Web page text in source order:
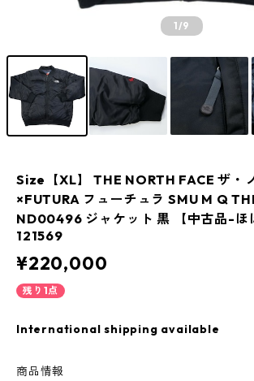
1/9
Size【XL】 THE NORTH FACE ザ・
×FUTURA フューチュラ SMU M Q
ND00496 ジャケット 黒 【中古品-ほ
121569
¥220,000
残り1点
International shipping available
商品情報